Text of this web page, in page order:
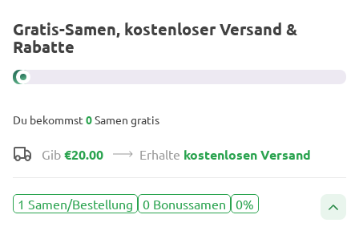
Gratis-Samen, kostenloser Versand &
Rabatte
Du bekommst 0Samen gratis
Gib €20.00 Erhalte kostenlosen Versand
1 Samen/Bestellung 0 Bonussamen 0%